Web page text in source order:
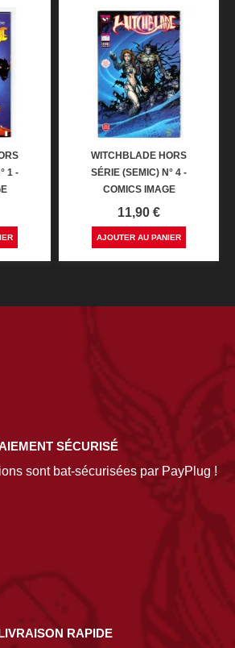
1 -
WITCHBLADE HORS
SÉRIE (SEMIC) N° 4 -
COMICS IMAGE
Prix
11,90 €
AJOUTER AU PANIER
SÉCURISÉ
sont bat-sécurisées par PayPlug !
RAPIDE